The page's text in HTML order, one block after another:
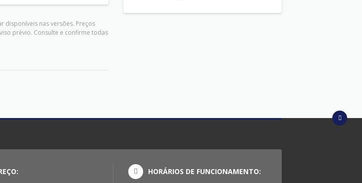
disponíveis nas versões. Preços
prévio. Consulte e confirme todas
HORÁRIOS DE FUNCIONAMENTO: